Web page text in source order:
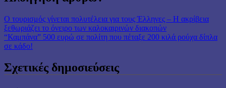
Ο τουρισμός γίνεται πολυτέλεια για τους Έλληνες – Η ακρίβεια
ξεθωριάζει το όνειρο των καλοκαιρινών διακοπών
“Καμπάνα” 500 ευρώ σε πολίτη που πέταξε 200 κιλά ρούχα δίπλα
σε κάδο!
Σχετικές δημοσιεύσεις